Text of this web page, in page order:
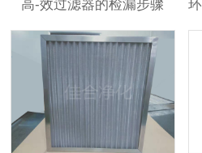
高-效过滤器的检漏步骤